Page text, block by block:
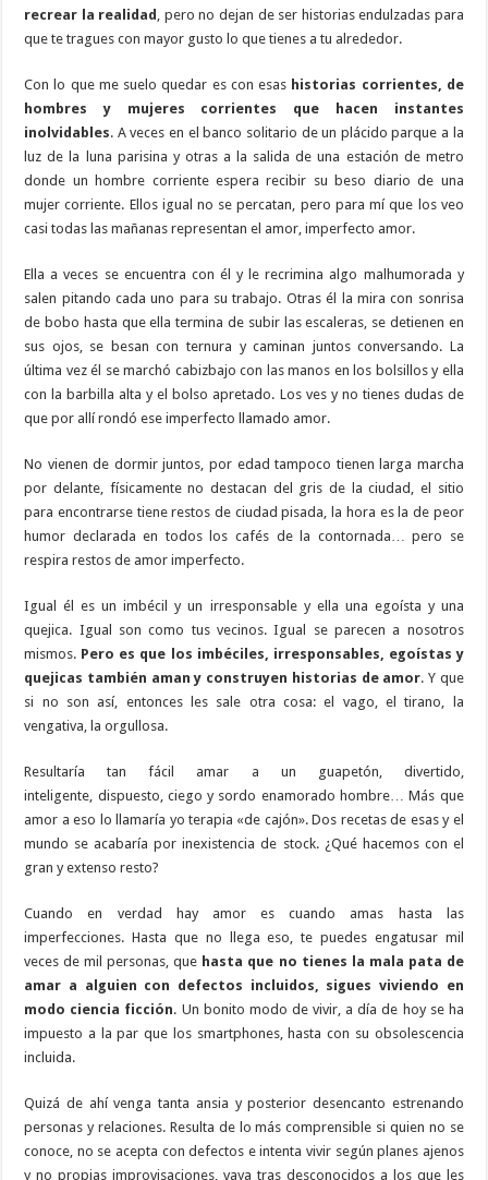
recrear la realidad , pero no dejan de ser historias endulzadas para
que te tragues con mayor gusto lo que tienes a tu alrededor.
Con lo que me suelo quedar es con esas historias corrientes, de
hombres y mujeres corrientes que hacen instantes
inolvidables. A veces en el banco solitario de un plácido parque a la
luz de la luna parisina y otras a la salida de una estación de metro
donde un hombre corriente espera recibir su beso diario de una
mujer corriente. Ellos igual no se percatan, pero para mí que los veo
casi todas las mañanas representan el amor, imperfecto amor.
Ella a veces se encuentra con él y le recrimina algo malhumorada y
salen pitando cada uno para su trabajo. Otras él la mira con sonrisa
de bobo hasta que ella termina de subir las escaleras, se detienen en
sus ojos, se besan con ternura y caminan juntos conversando. La
última vez él se marchó cabizbajo con las manos en los bolsillos y ella
con la barbilla alta y el bolso apretado. Los ves y no tienes dudas de
que por allí rondó ese imperfecto llamado amor.
No vienen de dormir juntos, por edad tampoco tienen larga marcha
por delante, físicamente no destacan del gris de la ciudad, el sitio
para encontrarse tiene restos de ciudad pisada, la hora es la de peor
humor declarada en todos los cafés de la contornada… pero se
respira restos de amor imperfecto.
Igual él es un imbécil y un irresponsable y ella una egoísta y una
quejica. Igual son como tus vecinos. Igual se parecen a nosotros
mismos. Pero es que los imbéciles, irresponsables, egoístas y
quejicas también aman y construyen historias de amor. Y que
si no son así, entonces les sale otra cosa: el vago, el tirano, la
vengativa, la orgullosa.
Resultaría tan fácil amar a un guapetón, divertido,
inteligente, dispuesto, ciego y sordo enamorado hombre… Más que
amor a eso lo llamaría yo terapia «de cajón». Dos recetas de esas y el
mundo se acabaría por inexistencia de stock. ¿Qué hacemos con el
gran y extenso resto?
Cuando en verdad hay amor es cuando amas hasta las
imperfecciones. Hasta que no llega eso, te puedes engatusar mil
veces de mil personas, que hasta que no tienes la mala pata de
amar a alguien con defectos incluidos, sigues viviendo en
modo ciencia ficción. Un bonito modo de vivir, a día de hoy se ha
impuesto a la par que los smartphones, hasta con su obsolescencia
incluida.
Quizá de ahí venga tanta ansia y posterior desencanto estrenando
personas y relaciones. Resulta de lo más comprensible si quien no se
conoce, no se acepta con defectos e intenta vivir según planes ajenos
y no propias improvisaciones, vaya tras desconocidos a los que les